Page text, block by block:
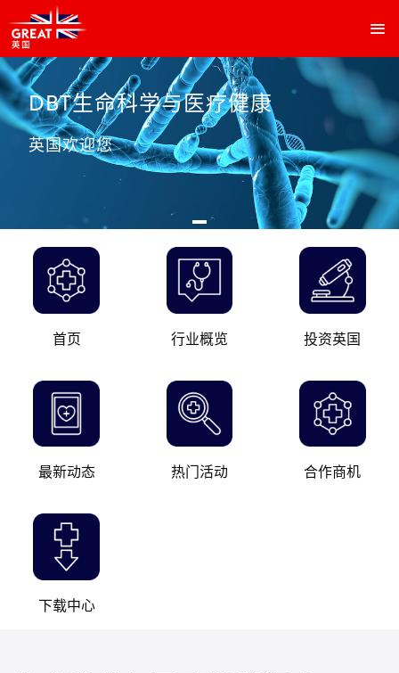
转
到
主
要
内
DBT生命科学与医疗健康
英国欢迎您
DBT生命科学与医疗健康
英国欢迎您
DBT生命科学与医疗健康
英国欢迎您
Main
navigation
首页 行业概览 投资英国
最新动态 热门活动 合作商机
下载中心